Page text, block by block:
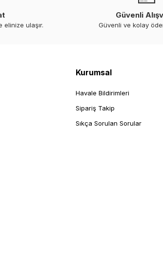
elinize ulaşır.
Güvenli
Güvenli ve kolay
Kurumsal
Havale Bildirimleri
Sipariş Takip
Sıkça Sorulan Sorular